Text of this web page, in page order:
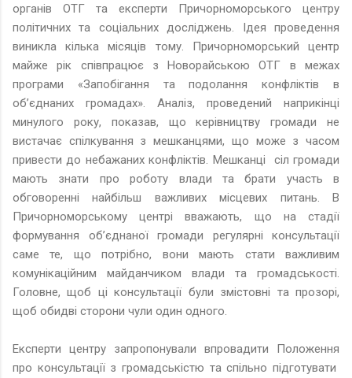
органів ОТГ та експерти Причорноморського центру
політичних та соціальних досліджень. Ідея проведення
виникла кілька місяців тому. Причорноморський центр
майже рік співпрацює з Новорайською ОТГ в межах
програми «Запобігання та подолання конфліктів в
об’єднаних громадах». Аналіз, проведений наприкінці
минулого року, показав, що керівництву громади не
вистачає спілкування з мешканцями, що може з часом
привести до небажаних конфліктів. Мешканці
сіл громади
мають знати про роботу влади та брати участь в
обговоренні найбільш важливих місцевих питань. В
Причорноморському центрі вважають, що на стадії
формування об’єднаної громади регулярні консультації
саме те, що потрібно, вони мають стати важливим
комунікаційним майданчиком влади та громадськості.
Головне, щоб ці консультації були змістовні та прозорі,
щоб обидві сторони чули один одного.
Експерти центру запропонували впровадити Положення
про консультації з громадськістю та спільно підготувати